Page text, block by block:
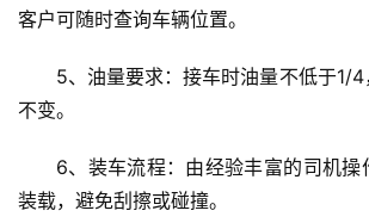
客户可随时查询车辆位置。
5、油量要求：接车时油量不低于1/
不变。
6、装车流程：由经验丰富的司机操
装载，避免刮擦或碰撞。